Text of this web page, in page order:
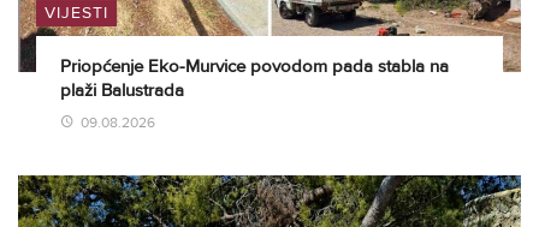
VIJESTI
Priopćenje Eko-Murvice povodom pada stabla na
plaži Balustrada
09.08.2026